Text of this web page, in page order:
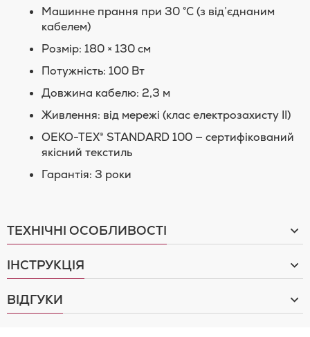
Машинне прання при 30 °C (з від’єднаним
кабелем)
Розмір: 180 × 130 см
Потужність: 100 Вт
Довжина кабелю: 2,3 м
Живлення: від мережі (клас електрозахисту II)
OEKO-TEX® STANDARD 100 — сертифікований
якісний текстиль
Гарантія: 3 роки
ТЕХНІЧНІ ОСОБЛИВОСТІ
ІНСТРУКЦІЯ
ВІДГУКИ